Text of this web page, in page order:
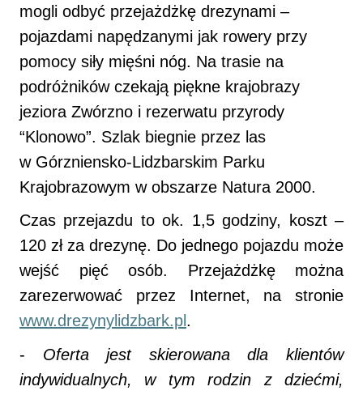
mogli odbyć przejażdżkę drezynami –
pojazdami napędzanymi jak rowery przy
pomocy siły mięśni nóg. Na trasie na
podróżników czekają piękne krajobrazy
jeziora Zwórzno i rezerwatu przyrody
“Klonowo”. Szlak biegnie przez las
w Górzniensko-Lidzbarskim Parku
Krajobrazowym w obszarze Natura 2000.
Czas przejazdu to ok. 1,5 godziny, koszt –
120 zł za drezynę. Do jednego pojazdu może
wejść pięć osób. Przejażdżkę można
zarezerwować przez Internet, na stronie
www.drezynylidzbark.pl .
- Oferta jest skierowana dla klientów
indywidualnych, w tym rodzin z dziećmi,